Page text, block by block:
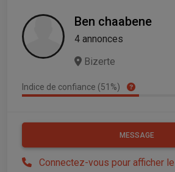
Ben chaabene
4 annonces
Bizerte
Indice de confiance (51%)
MESSAGE
Connectez-vous pour afficher le